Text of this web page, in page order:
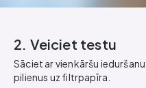
2. Veiciet testu
Sāciet ar vienkāršu
pilienus uz filtrpapīra.